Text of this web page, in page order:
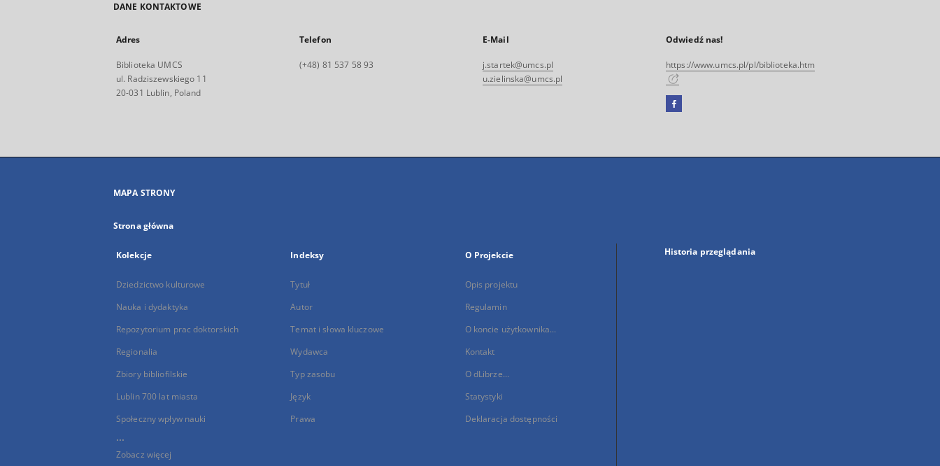
DANE KONTAKTOWE
Adres
Biblioteka UMCS
ul. Radziszewskiego 11
20-031 Lublin, Poland
Telefon
(+48) 81 537 58 93
E-Mail
j.startek@umcs.pl
u.zielinska@umcs.pl
Odwiedź nas!
https://www.umcs.pl/pl/biblioteka.htm
Facebook
się
MAPA STRONY
Strona główna
Kolekcje
Dziedzictwo kulturowe
Nauka i dydaktyka
Repozytorium prac doktorskich
Regionalia
Zbiory bibliofilskie
Lublin 700 lat miasta
Społeczny wpływ nauki
...
Zobacz więcej
Indeksy
Tytuł
Autor
Temat i słowa kluczowe
Wydawca
Typ zasobu
Język
Prawa
O Projekcie
Opis projektu
Regulamin
O koncie użytkownika...
Kontakt
O dLibrze...
Statystyki
Deklaracja dostępności
Historia przeglądania